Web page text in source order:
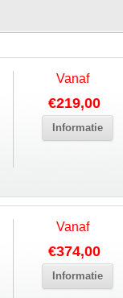
Vanaf
€219,00
Informatie
Vanaf
€374,00
Informatie